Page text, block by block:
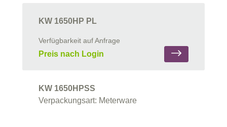
KW 1650HP PL
Verfügbarkeit auf Anfrage
Preis nach Login
KW 1650HPSS
Verpackungsart: Meterware